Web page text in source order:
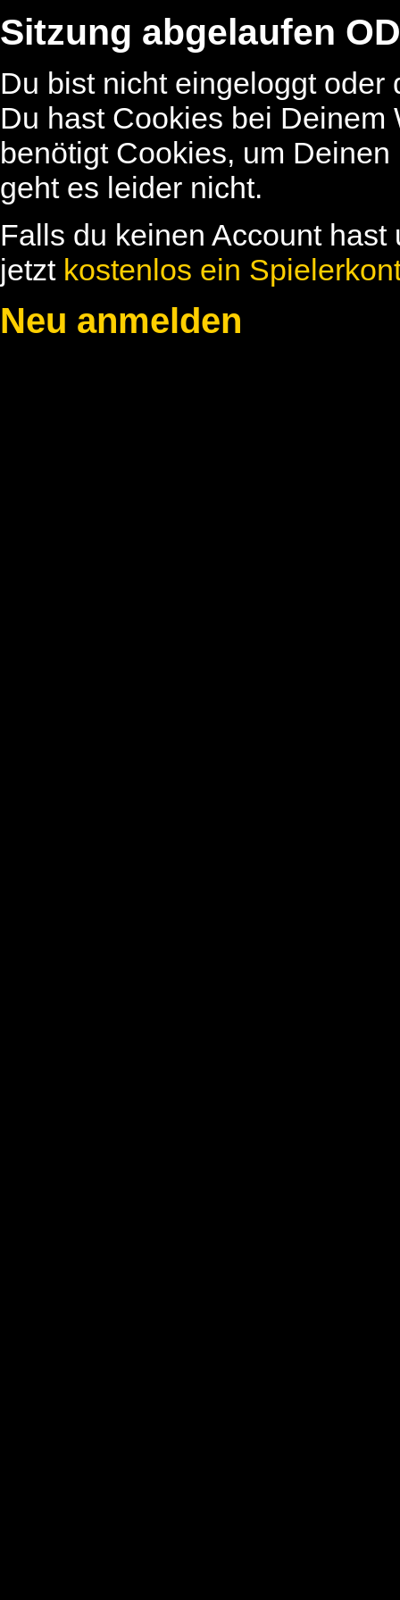
Sitzung abgelaufen
Du bist nicht eingeloggt
Du hast Cookies bei
benötigt Cookies, um
geht es leider nicht.
Falls du keinen Account
jetzt kostenlos ein
Neu anmelden